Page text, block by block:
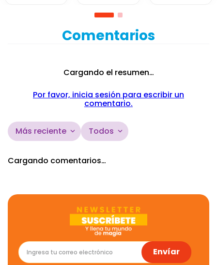
Pacer
Comentarios
Cargando el resumen…
Por favor, inicia sesión para escribir un
comentario.
Más reciente Todos
Cargando comentarios…
Envíar